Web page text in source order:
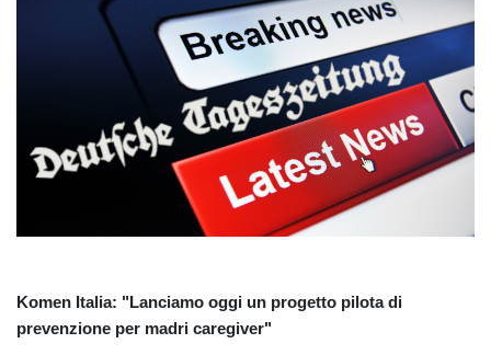
Komen Italia: "Lanciamo oggi un progetto pilota di
prevenzione per madri caregiver"